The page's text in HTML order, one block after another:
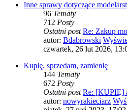
Inne sprawy dotyczące
96 Tematy
712 Posty
Ostatni post Re: Zakup
autor: Bdabrowski
czwartek, 26 lut 2026,
Kupię, sprzedam, zamienię
144 Tematy
672 Posty
Ostatni post Re: [KUPIĘ]
autor: nowyrakieciarz